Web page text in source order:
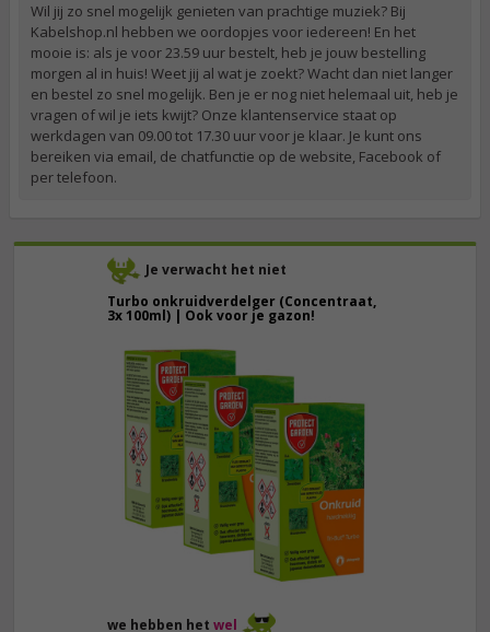
Je verwacht het niet
Turbo onkruidverdelger (Concentraat,
3x 100ml) | Ook voor je gazon!
we hebben het wel
Wil jij zo snel mogelijk genieten van prachtige muziek? Bij
Kabelshop.nl hebben we oordopjes voor iedereen! En het
mooie is: als je voor 23.59 uur bestelt, heb je jouw bestelling
morgen al in huis! Weet jij al wat je zoekt? Wacht dan niet langer
en bestel zo snel mogelijk. Ben je er nog niet helemaal uit, heb je
vragen of wil je iets kwijt? Onze klantenservice staat op
werkdagen van 09.00 tot 17.30 uur voor je klaar. Je kunt ons
bereiken via email, de chatfunctie op de website, Facebook of
per telefoon.